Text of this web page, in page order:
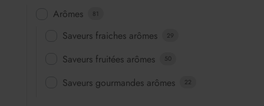
Arômes 81
Saveurs fraiches arômes 29
Saveurs fruitées arômes 50
Saveurs gourmandes arômes 22